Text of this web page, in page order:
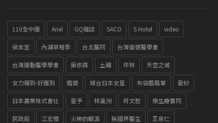
110全中運 Ariel GQ雜誌 SACO S Hotel video
侯友宜 內湖草莓季 台北醫院 台灣復健醫學會
台灣運動醫學學會 吳依霖 土雞 坪林 天空之城
女力報到-好運到 婚變 嫁台日本女星 布袋戲風箏 愛紗
日本農業株式會社 星予 林瀛洲 柯文哲 樂生療養院
民政局 江宏傑 火神的眼淚 無國界醫生 王泉仁